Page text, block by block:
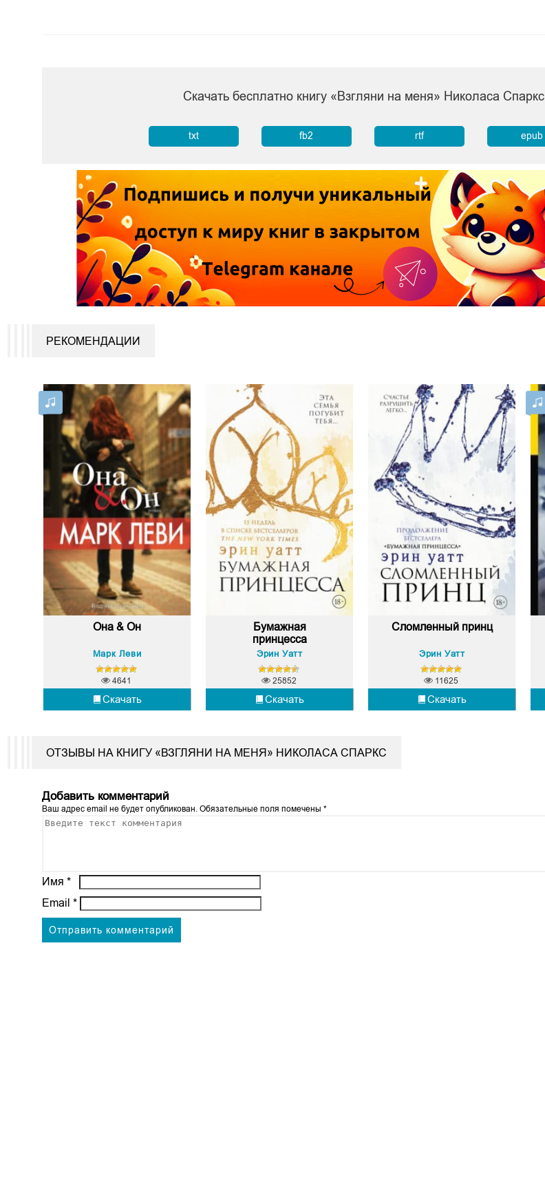
Скачать бесплатно книгу «Взгляни на меня» Николаса Спаркс
txt fb2 rtf epub
РЕКОМЕНДАЦИИ
Она & Он
Марк Леви
Скачать
4641
Бумажная
принцесса
Эрин Уатт
Скачать
25852
Сломленный принц
Эрин Уатт
Скачать
11625
ОТЗЫВЫ НА КНИГУ «ВЗГЛЯНИ НА МЕНЯ» НИКОЛАСА СПАРКС
Добавить комментарий
Ваш адрес email не будет опубликован. Обязательные поля помечены*
Имя*
Email*